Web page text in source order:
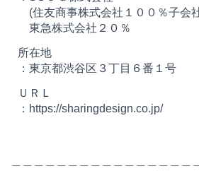
(住友商事株式会社１００％子会
東急株式会社２０％
所在地
東京都渋谷区３丁目６番１号
ＵＲＬ
https://sharingdesign.co.jp/